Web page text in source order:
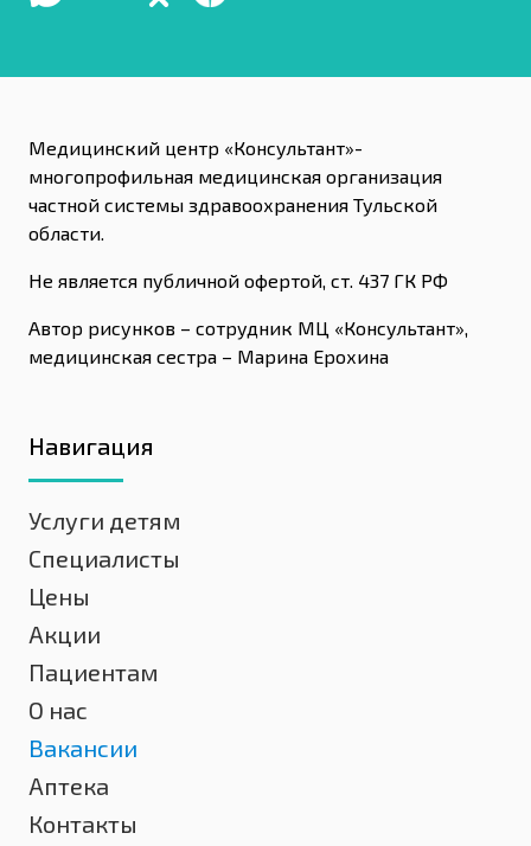
Медицинский центр «Консультант»-
многопрофильная медицинская организация
частной системы здравоохранения Тульской
области.
Не является публичной офертой, ст. 437 ГК РФ
Автор рисунков – сотрудник МЦ «Консультант»,
медицинская сестра – Марина Ерохина
Навигация
Услуги детям
Специалисты
Цены
Акции
Пациентам
О нас
Вакансии
Аптека
Контакты